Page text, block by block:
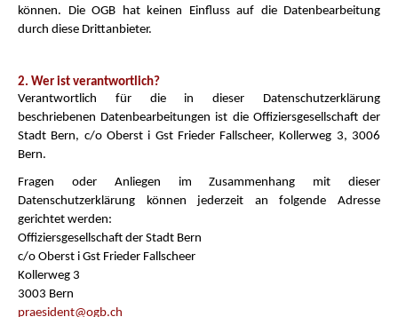
können. Die OGB hat keinen Einfluss auf die Datenbearbeitung
durch diese Drittanbieter.
2. Wer ist verantwortlich?
Verantwortlich für die in dieser Datenschutzerklärung
beschriebenen Datenbearbeitungen ist die Offiziersgesellschaft der
Stadt Bern, c/o Oberst i Gst Frieder Fallscheer, Kollerweg 3, 3006
Bern.
Fragen oder Anliegen im Zusammenhang mit dieser
Datenschutzerklärung können jederzeit an folgende Adresse
gerichtet werden:
Offiziersgesellschaft der Stadt Bern
c/o Oberst i Gst Frieder Fallscheer
Kollerweg 3
3003 Bern
praesident@ogb.ch